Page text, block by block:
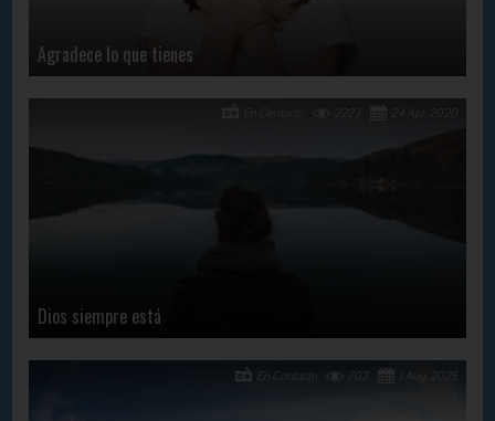
Agradece lo que tienes
Dios siempre está
24 Apr, 2020
1 Aug, 2025
702
En Contacto